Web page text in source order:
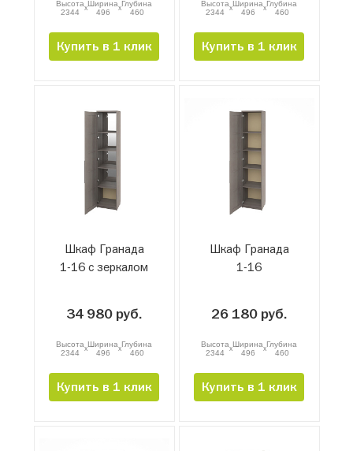
Высота
2344
xШирина
496
xГлубина
460
Купить в 1 клик
Высота
2344
xШирина
496
xГлубина
460
Купить в 1 клик
Шкаф Гранада
1-16 с зеркалом
34 980 руб.
Высота
2344
xШирина
496
xГлубина
460
Купить в 1 клик
Шкаф Гранада
1-16
26 180 руб.
Высота
2344
xШирина
496
xГлубина
460
Купить в 1 клик